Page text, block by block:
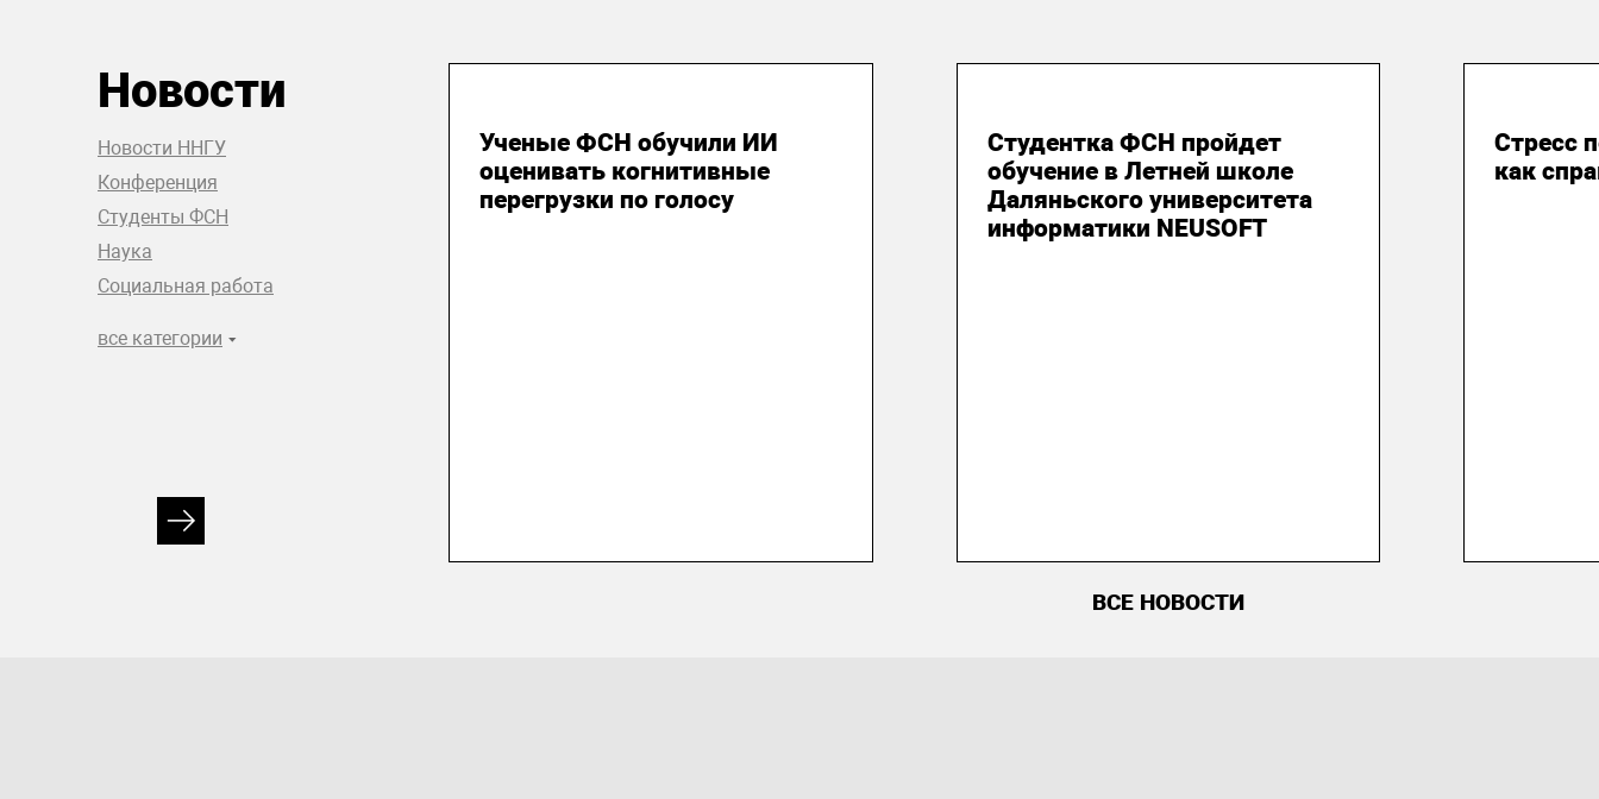
Новости
Новости ННГУ
Конференция
Студенты ФСН
Наука
Социальная работа
все категории
Ученые ФСН обучили ИИ
оценивать когнитивные
перегрузки по голосу
Студентка ФСН пройдет
обучение в Летней школе
Даляньского университета
информатики NEUSOFT
Стресс
как
ВСЕ НОВОСТИ